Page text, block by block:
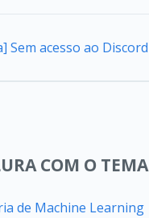
Sem acesso ao Discord
COM O TEMA
de Machine Learning